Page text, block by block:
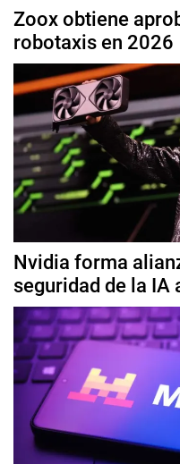
Zoox obtiene
robotaxis en 2026
Nvidia forma
seguridad de la IA